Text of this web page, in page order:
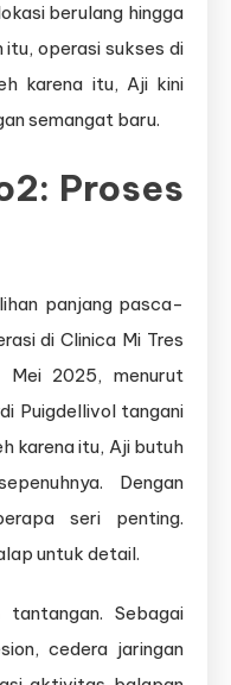
berulang hingga
itu, operasi sukses di
karena itu, Aji kini
semangat baru.
: Proses
panjang pasca-
di Clinica Mi Tres
Mei 2025, menurut
Puigdellivol tangani
karena itu, Aji butuh
Dengan
seri penting.
untuk detail.
Sebagai
cedera jaringan